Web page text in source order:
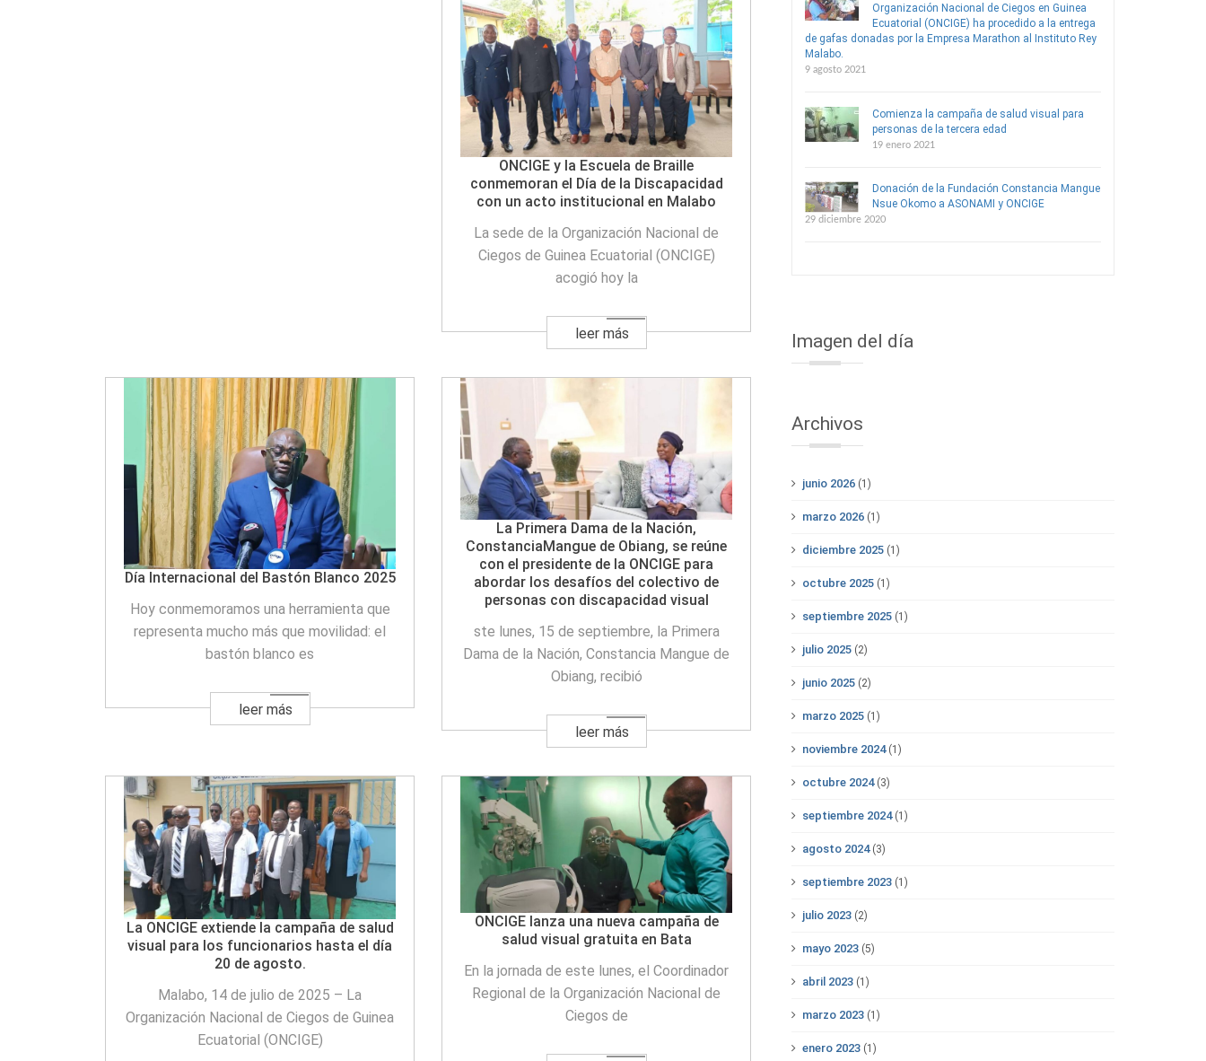
ONCIGE y la Escuela de Braille
conmemoran el Día de la Discapacidad
con un acto institucional en Malabo
La sede de la Organización Nacional de
Ciegos de Guinea Ecuatorial (ONCIGE)
acogió hoy la
leer más
Día Internacional del Bastón Blanco 2025
Hoy conmemoramos una herramienta que
representa mucho más que movilidad: el
bastón blanco es
leer más
La Primera Dama de la Nación,
ConstanciaMangue de Obiang, se reúne
con el presidente de la ONCIGE para
abordar los desafíos del colectivo de
personas con discapacidad visual
ste lunes, 15 de septiembre, la Primera
Dama de la Nación, Constancia Mangue de
Obiang, recibió
leer más
La ONCIGE extiende la campaña de salud
visual para los funcionarios hasta el día
20 de agosto.
Malabo, 14 de julio de 2025 – La
Organización Nacional de Ciegos de Guinea
Ecuatorial (ONCIGE)
ONCIGE lanza una nueva campaña de
salud visual gratuita en Bata
En la jornada de este lunes, el Coordinador
Regional de la Organización Nacional de
Ciegos de
Organización Nacional de Ciegos en Guinea
Ecuatorial (ONCIGE) ha procedido a la entrega
de gafas donadas por la Empresa Marathon al Instituto Rey
Malabo.
9 agosto 2021
Comienza la campaña de salud visual para
personas de la tercera edad
19 enero 2021
Donación de la Fundación Constancia Mangue
Nsue Okomo a ASONAMI y ONCIGE
29 diciembre 2020
Imagen del día
Archivos
junio 2026 (1)
marzo 2026 (1)
diciembre 2025 (1)
octubre 2025 (1)
septiembre 2025 (1)
julio 2025 (2)
junio 2025 (2)
marzo 2025 (1)
noviembre 2024(1)
octubre 2024(3)
septiembre 2024(1)
agosto 2024(3)
septiembre 2023 (1)
julio 2023 (2)
mayo 2023 (5)
abril 2023 (1)
marzo 2023 (1)
enero 2023 (1)